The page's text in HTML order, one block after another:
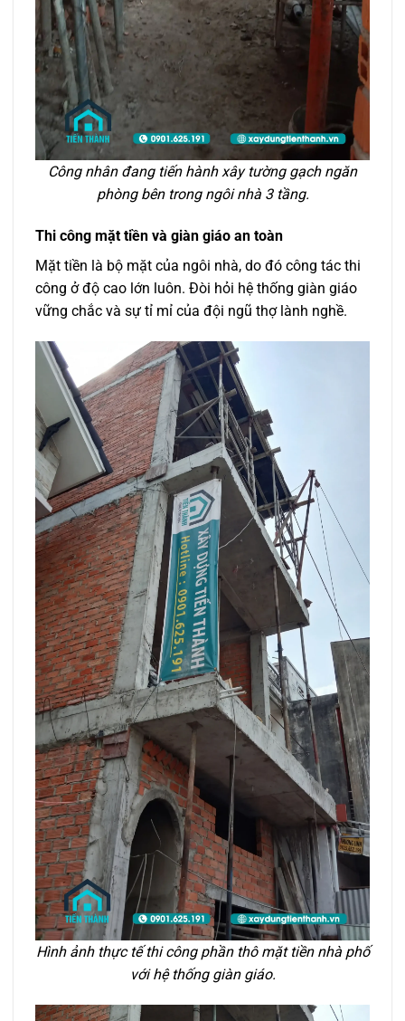
Công nhân đang tiến hành xây tường gạch ngăn
phòng bên trong ngôi nhà 3 tầng.
Thi công mặt tiền và giàn giáo an toàn
Mặt tiền là bộ mặt của ngôi nhà, do đó công tác thi
công ở độ cao lớn luôn. Đòi hỏi hệ thống giàn giáo
vững chắc và sự tỉ mỉ của đội ngũ thợ lành nghề.
Hình ảnh thực tế thi công phần thô mặt tiền nhà phố
với hệ thống giàn giáo.